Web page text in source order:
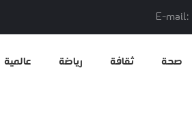
صحة ثقافة رياضة عالمية